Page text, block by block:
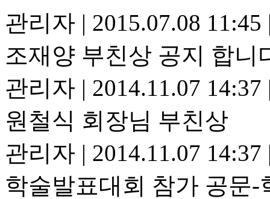
관리자 | 2015.07.08 11:45
조재양 부친상 공지 합니
관리자 | 2014.11.07 14:37
원철식 회장님 부친상
관리자 | 2014.11.07 14:37
학술발표대회 참가 공문-